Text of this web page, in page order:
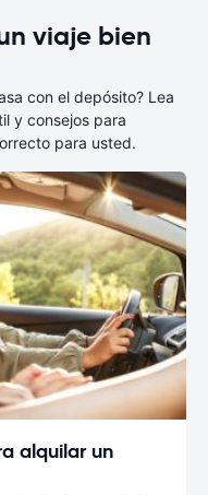
viaje bien
con el depósito? Lea
y consejos para
para usted.
alquilar un